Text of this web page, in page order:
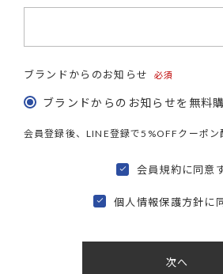
(必
ブランドからのお知らせ
須)
ブランドからのお知らせを無料
会員登録後、LINE登録で5%OFFクーポン
会員規約に同意
個人情報保護方針に
次へ